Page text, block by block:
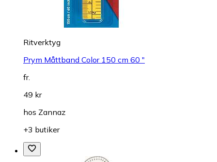
Ritverktyg
Prym Måttband Color 150 cm 60 "
fr.
49 kr
hos Zannaz
+3 butiker